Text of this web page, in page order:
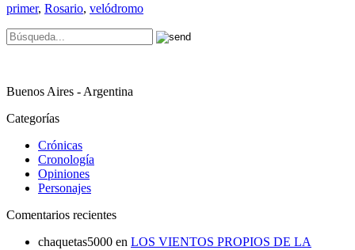
primer, Rosario, velódromo
Buenos Aires - Argentina
Categorías
Crónicas
Cronología
Opiniones
Personajes
Comentarios recientes
chaquetas5000 en LOS VIENTOS PROPIOS DE LA